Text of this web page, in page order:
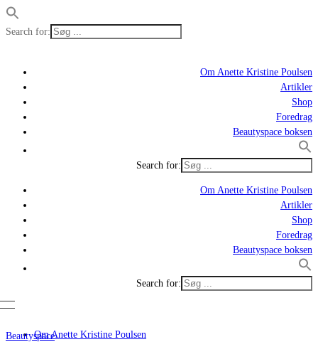
Search for:
Om Anette Kristine Poulsen
Artikler
Shop
Foredrag
Beautyspace boksen
Search for:
Om Anette Kristine Poulsen
Artikler
Shop
Foredrag
Beautyspace boksen
Search for:
Om Anette Kristine Poulsen
Beautyspace